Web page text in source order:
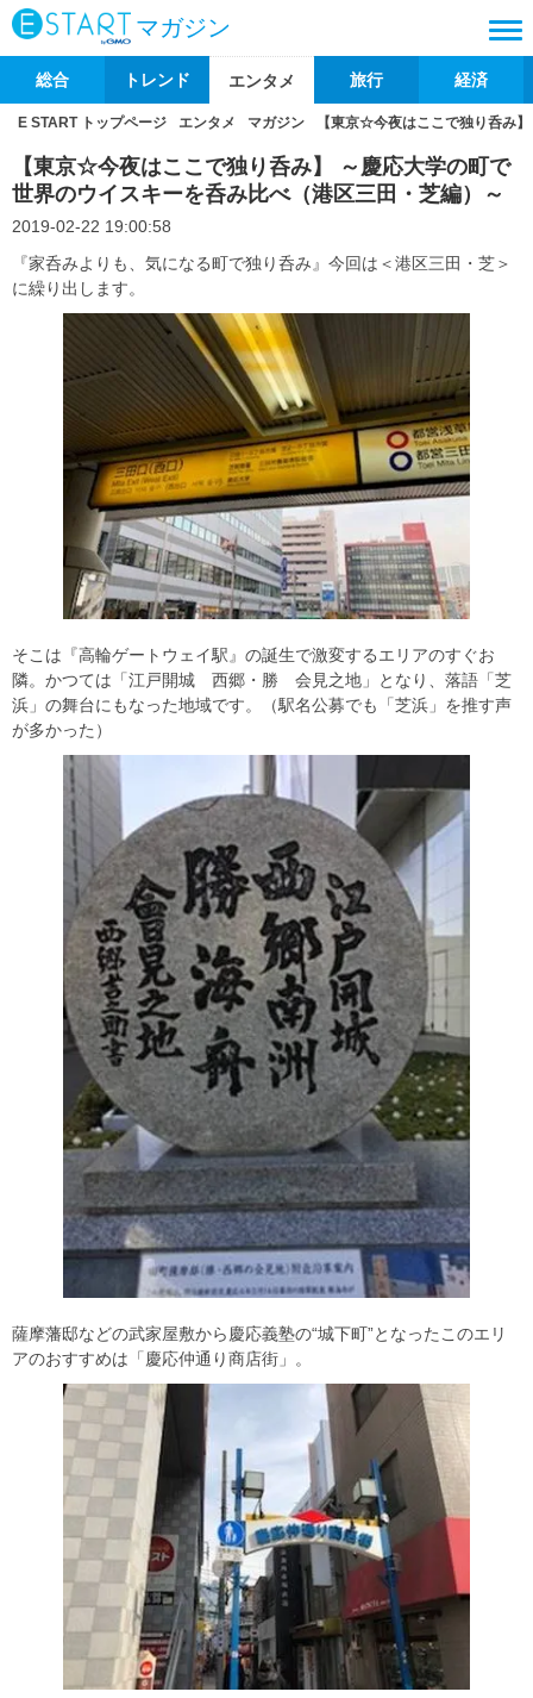
マガジン
総合 トレンド エンタメ 旅行 経済
E START トップページ エンタメ マガジン 【東京☆今夜はここで独り呑み
【東京☆今夜はここで独り呑み】 ～慶応大学の町で
世界のウイスキーを呑み比べ（港区三田・芝編）～
2019-02-22 19:00:58
『家呑みよりも、気になる町で独り呑み』今回は＜港区三田・芝＞
に繰り出します。
そこは『高輪ゲートウェイ駅』の誕生で激変するエリアのすぐお
隣。かつては「江戸開城 西郷・勝 会見之地」となり、落語「芝
浜」の舞台にもなった地域です。（駅名公募でも「芝浜」を推す声
が多かった）
薩摩藩邸などの武家屋敷から慶応義塾の“城下町”となったこのエリ
アのおすすめは「慶応仲通り商店街」。